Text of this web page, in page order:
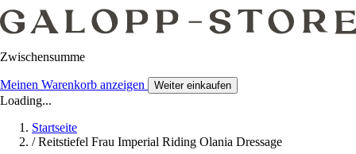
Zwischensumme
Meinen Warenkorb anzeigen Weiter einkaufen
Loading...
Startseite
/ Reitstiefel Frau Imperial Riding Olania Dressage